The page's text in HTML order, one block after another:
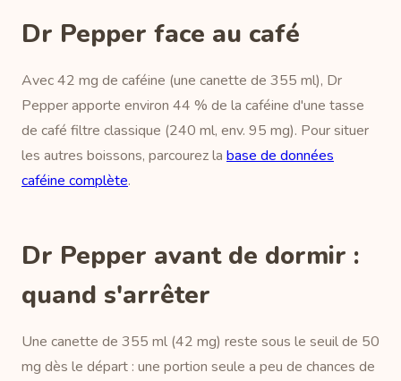
Dr Pepper face au café
Avec 42 mg de caféine (une canette de 355 ml), Dr
Pepper apporte environ 44 % de la caféine d'une tasse
de café filtre classique (240 ml, env. 95 mg). Pour situer
les autres boissons, parcourez la base de données
caféine complète.
Dr Pepper avant de dormir :
quand s'arrêter
Une canette de 355 ml (42 mg) reste sous le seuil de 50
mg dès le départ : une portion seule a peu de chances de